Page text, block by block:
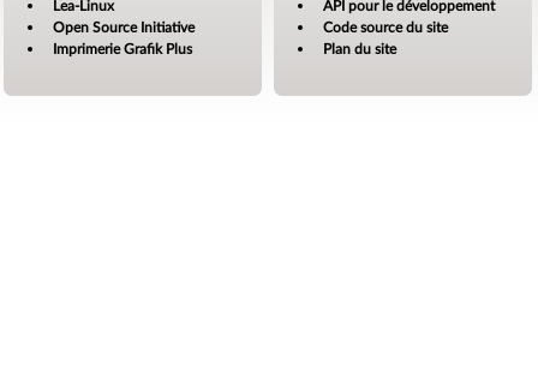
Lea-Linux
Open Source Initiative
Imprimerie Grafik Plus
API pour le développement
Code source du site
Plan du site